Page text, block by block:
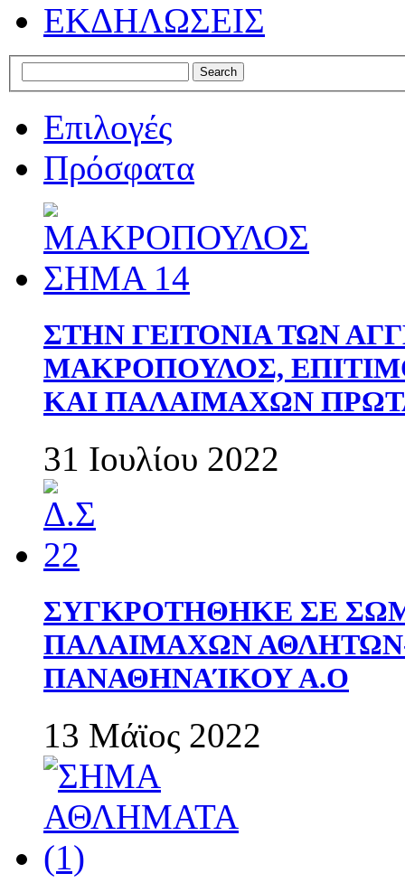
ΕΚΔΗΛΩΣΕΙΣ
Επιλογές
Πρόσφατα
ΣΤΗΝ ΓΕΙΤΟΝΙΑ ΤΩΝ
ΜΑΚΡΟΠΟΥΛΟΣ,
ΚΑΙ ΠΑΛΑΙΜΑΧΩΝ
31 Ιουλίου 2022
ΣΥΓΚΡΟΤΗΘΗΚΕ ΣΕ
ΠΑΛΑΙΜΑΧΩΝ
ΠΑΝΑΘΗΝΑΊΚΟΥ Α.Ο
13 Μάϊος 2022